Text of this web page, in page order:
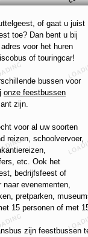
of gaat u juist
toe? Dan bent u bij
voor het huren
of touringcar!
bussen voor
onze feestbussen
zijn.
voor al uw soorten
reizen, schoolvervoer,
etc. Ook het
bedrijfsfeest of
evenementen,
pretparken,
15 personen of met
zijn feestbussen